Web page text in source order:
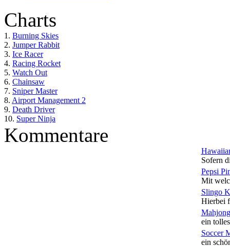
Charts
1. Burning Skies
2. Jumper Rabbit
3. Ice Racer
4. Racing Rocket
5. Watch Out
6. Chainsaw
7. Sniper Master
8. Airport Management 2
9. Death Driver
10. Super Ninja
Kommentare
Sofern
Pepsi
Mit
Slingo
Hierbei
ein
Soccer
ein